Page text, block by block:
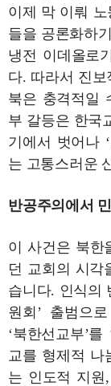
이제 막 이뤄
들을 공론화하
냉전 이데올로
다. 따라서 진보
북은 충격적일
부 갈등은 한국
기에서 벗어나
는 고통스러운
반공주의에서
이 사건은 북한
던 교회의 시각
습니다. 인식의
원회’ 출범으
‘북한선교부’
교를 형제적 나
는 인도적 지